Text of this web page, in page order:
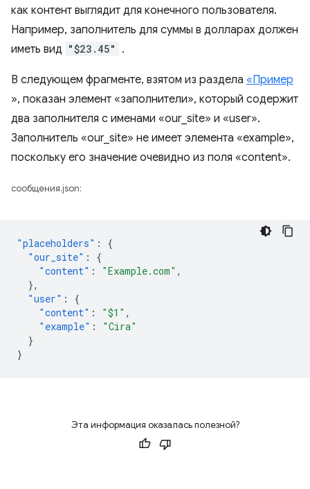
как контент выглядит для конечного пользователя.
Например, заполнитель для суммы в долларах должен
иметь вид "$23.45" .
В следующем фрагменте, взятом из раздела «Пример
», показан элемент «заполнители», который содержит
два заполнителя с именами «our_site» и «user».
Заполнитель «our_site» не имеет элемента «example»,
поскольку его значение очевидно из поля «content».
сообщения.json:
"placeholders" :
{
"our_site" :
{
"content" : "Example.com" ,
},
"user" :
{
"content" : "$1" ,
"example" :
"Cira"
}
}
Эта информация оказалась полезной?